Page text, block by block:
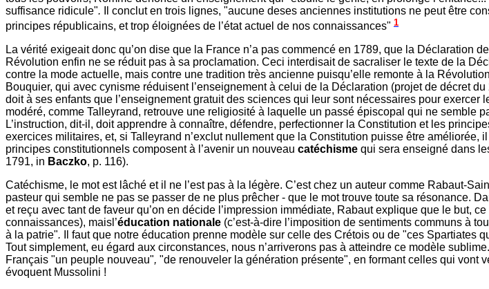
suffisance ridicule". Il conclut en trois lignes, "aucune deses anciennes institutions ne peut être
principes républicains, et trop éloignées de l’état actuel de nos connaissances" 1
La vérité exigeait donc qu’on dise que la France n’a pas commencé en 1789, que la Déclaration
Révolution enfin ne se réduit pas à sa proclamation. Ceci interdisait de sacraliser le texte de la
contre la mode actuelle, mais contre une tradition très ancienne puisqu’elle remonte à la
Bouquier, qui avec cynisme réduisent l’enseignement à celui de la Déclaration (projet de décret du
doit à ses enfants que l’enseignement gratuit des sciences qui leur sont nécessaires pour exercer
modéré, comme Talleyrand, retrouve une religiosité à laquelle un passé épiscopal qui ne semble
L’instruction, dit-il, doit apprendre à connaître, défendre, perfectionner la Constitution et les
exercices militaires, et, si Talleyrand n’exclut nullement que la Constitution puisse être améliorée,
principes constitutionnels composent à l’avenir un nouveau catéchisme qui sera enseigné dans
1791, in Baczko, p. 116).
Catéchisme, le mot est lâché et il ne l’est pas à la légère. C’est chez un auteur comme Rabaut-
pasteur qui semble ne pas se passer de ne plus prêcher - que le mot trouve toute sa résonance.
et reçu avec tant de faveur qu’on en décide l’impression immédiate, Rabaut explique que le but, ce
connaissances), maisl’éducation nationale (c’est-à-dire l’imposition de sentiments communs à
à la patrie". Il faut que notre éducation prenne modèle sur celle des Crétois ou de "ces Spartiates
Tout simplement, eu égard aux circonstances, nous n’arriverons pas à atteindre ce modèle
Français "un peuple nouveau", "de renouveler la génération présente", en formant celles qui vont
évoquent Mussolini !